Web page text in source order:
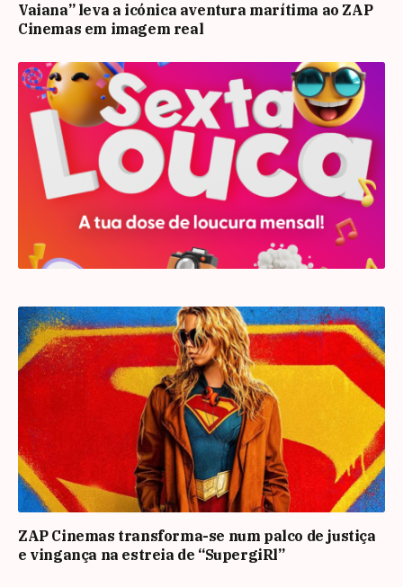
Vaiana” leva a icónica aventura marítima ao ZAP
Cinemas em imagem real
ZAP Cinemas transforma-se num palco de justiça
e vingança na estreia de “SupergiRl”